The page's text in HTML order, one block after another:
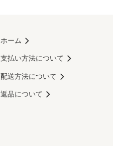
ホーム
支払い方法について
配送方法について
返品について